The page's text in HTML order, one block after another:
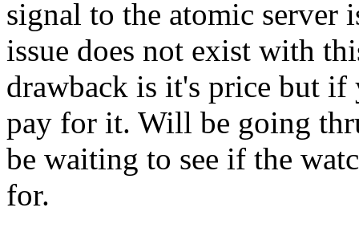
signal to the atomic server
issue does not exist with
drawback is it's price but
pay for it. Will be going
be waiting to see if the
for.